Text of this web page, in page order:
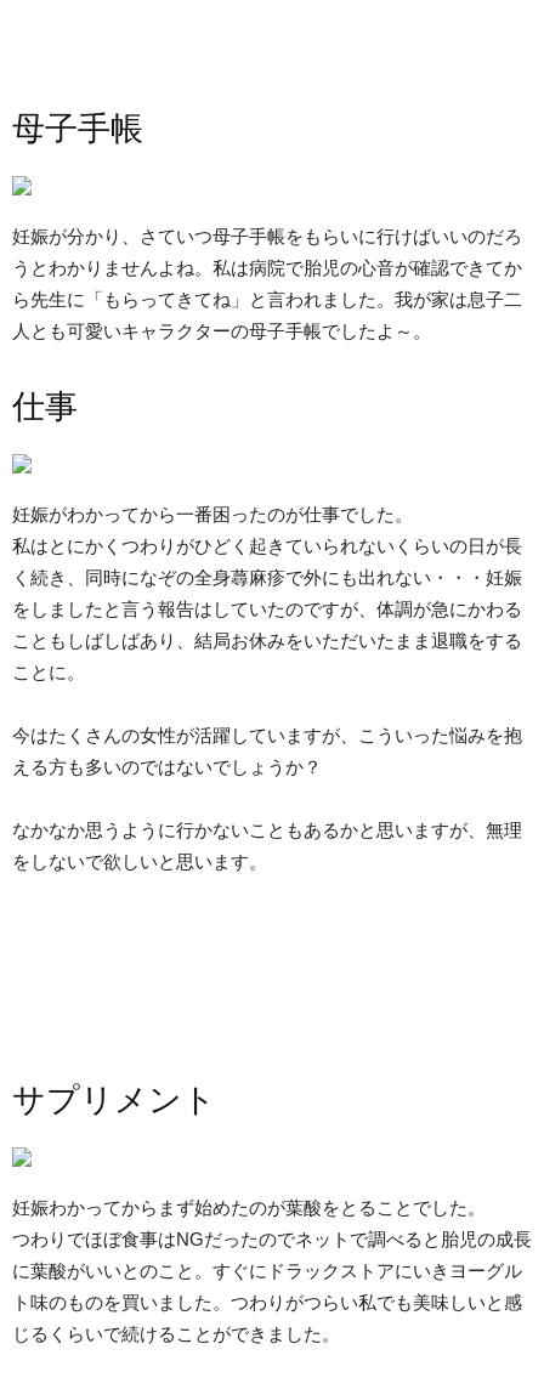
母子手帳
妊娠が分かり、さていつ母子手帳をもらいに行けばいいのだろ
うとわかりませんよね。私は病院で胎児の心音が確認できてか
ら先生に「もらってきてね」と言われました。我が家は息子二
人とも可愛いキャラクターの母子手帳でしたよ～。
仕事
妊娠がわかってから一番困ったのが仕事でした。
私はとにかくつわりがひどく起きていられないくらいの日が長
く続き、同時になぞの全身蕁麻疹で外にも出れない・・・妊娠
をしましたと言う報告はしていたのですが、体調が急にかわる
こともしばしばあり、結局お休みをいただいたまま退職をする
ことに。
今はたくさんの女性が活躍していますが、こういった悩みを抱
える方も多いのではないでしょうか？
なかなか思うように行かないこともあるかと思いますが、無理
をしないで欲しいと思います。
サプリメント
妊娠わかってからまず始めたのが葉酸をとることでした。
つわりでほぼ食事はNGだったのでネットで調べると胎児の成長
に葉酸がいいとのこと。すぐにドラックストアにいきヨーグル
ト味のものを買いました。つわりがつらい私でも美味しいと感
じるくらいで続けることができました。